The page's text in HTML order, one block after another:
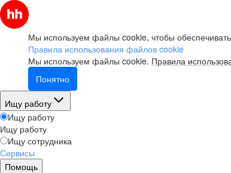
Мы используем файлы cookie, чтобы
Правила использования файлов cookie
Мы используем файлы cookie. Правила
Понятно
Ищу работу
Ищу работу
Ищу работу
Ищу сотрудника
Сервисы
Помощь